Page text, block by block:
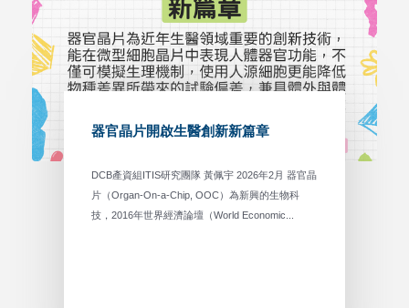
器官晶片開啟生醫創新新篇章
DCB產資組ITIS研究團隊 黃佩宇 2026年2月 器官晶
片（Organ-On-a-Chip, OOC）為新興的生物科
技，2016年世界經濟論壇（World Economic...